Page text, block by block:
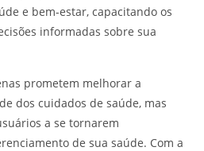
e bem-estar, capacitando os
informadas sobre sua
prometem melhorar a
dos cuidados de saúde, mas
a se tornarem
de sua saúde. Com a